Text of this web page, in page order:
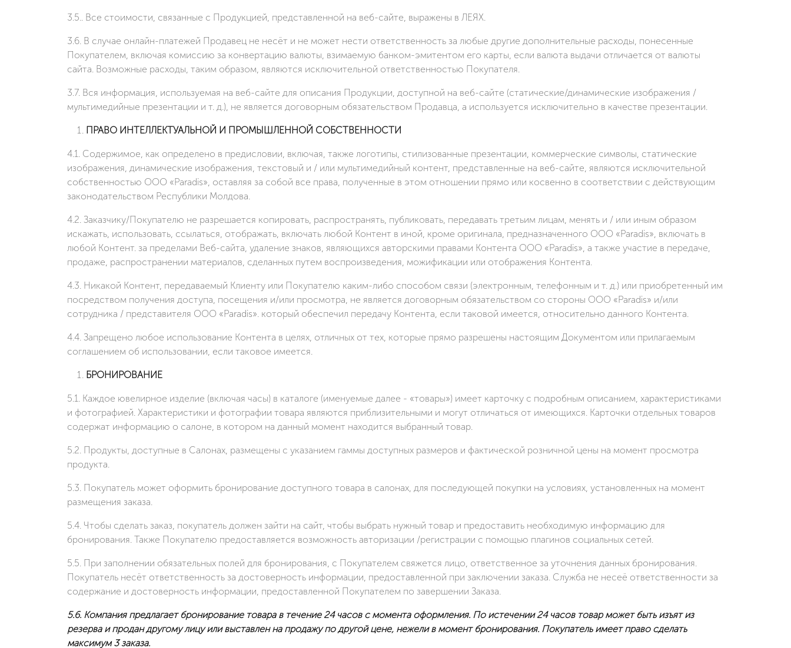
3.5.. Все стоимости, связанные с Продукцией, представленной на веб-сайте, выражены в ЛЕЯХ.
3.6. В случае онлайн-платежей Продавец не несёт и не может нести ответственность за любые другие дополнительные расходы, понесенные
Покупателем, включая комиссию за конвертацию валюты, взимаемую банком-эмитентом его карты, если валюта выдачи отличается от валюты
сайта. Возможные расходы, таким образом, являются исключительной ответственностью Покупателя.
3.7. Вся информация, используемая на веб-сайте для описания Продукции, доступной на веб-сайте (статические/динамические изображения /
мультимедийные презентации и т. д.), не является договорным обязательством Продавца, а используется исключительно в качестве презентации.
ПРАВО ИНТЕЛЛЕКТУАЛЬНОЙ И ПРОМЫШЛЕННОЙ СОБСТВЕННОСТИ
4.1. Содержимое, как определено в предисловии, включая, также логотипы, стилизованные презентации, коммерческие символы, статические
изображения, динамические изображения, текстовый и / или мультимедийный контент, представленные на веб-сайте, являются исключительной
собственностью ООО «Paradis», оставляя за собой все права, полученные в этом отношении прямо или косвенно в соответствии с действующим
законодательством Республики Молдова.
4.2. Заказчику/Покупателю не разрешается копировать, распространять, публиковать, передавать третьим лицам, менять и / или иным образом
искажать, использовать, ссылаться, отображать, включать любой Контент в иной, кроме оригинала, предназначенного ООО «Paradis», включать в
любой Контент. за пределами Веб-сайта, удаление знаков, являющихся авторскими правами Контента ООО «Paradis», а также участие в передаче,
продаже, распространении материалов, сделанных путем воспроизведения, можификации или отображения Контента.
4.3. Никакой Контент, передаваемый Клиенту или Покупателю каким-либо способом связи (электронным, телефонным и т. д.) или приобретенный им
посредством получения доступа, посещения и/или просмотра, не является договорным обязательством со стороны ООО «Paradis» и/или
сотрудника / представителя ООО «Paradis». который обеспечил передачу Контента, если таковой имеется, относительно данного Контента.
4.4. Запрещено любое использование Контента в целях, отличных от тех, которые прямо разрешены настоящим Документом или прилагаемым
соглашением об использовании, если таковое имеется.
БРОНИРОВАНИЕ
5.1. Каждое ювелирное изделие (включая часы) в каталоге (именуемые далее - «товары») имеет карточку с подробным описанием, характеристиками
и фотографией. Характеристики и фотографии товара являются приблизительными и могут отличаться от имеющихся. Карточки отдельных товаров
содержат информацию о салоне, в котором на данный момент находится выбранный товар.
5.2. Продукты, доступные в Салонах, размещены с указанием гаммы доступных размеров и фактической розничной цены на момент просмотра
продукта.
5.3. Покупатель может оформить бронирование доступного товара в салонах, для последующей покупки на условиях, установленных на момент
размещения заказа.
5.4. Чтобы сделать заказ, покупатель должен зайти на сайт, чтобы выбрать нужный товар и предоставить необходимую информацию для
бронирования. Также Покупателю предоставляется возможность авторизации /регистрации с помощью плагинов социальных сетей.
5.5. При заполнении обязательных полей для бронирования, с Покупателем свяжется лицо, ответственное за уточнения данных бронирования.
Покупатель несёт ответственность за достоверность информации, предоставленной при заключении заказа. Служба не несеё ответственности за
содержание и достоверность информации, предоставленной Покупателем по завершении Заказа.
5.6. Компания предлагает бронирование товара в течение 24 часов с момента оформления. По истечении 24 часов товар может быть изъят из
резерва и продан другому лицу или выставлен на продажу по другой цене, нежели в момент бронирования. Покупатель имеет право сделать
максимум 3 заказа.